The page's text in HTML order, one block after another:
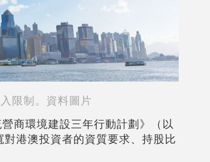
限制。資料圖片
商環境建設三年行動計劃》（以
港澳投資者的資質要求、持股比